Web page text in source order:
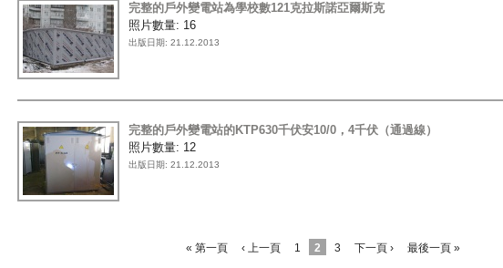
完整的戶外變電站為學校數121克拉斯諾亞爾斯克
照片數量: 16
出版日期: 21.12.2013
完整的戶外變電站的KTP630千伏安10/0，4千伏（通過線）
照片數量: 12
出版日期: 21.12.2013
« 第一頁 ‹ 上一頁 1 2 3 下一頁 › 最後一頁 »